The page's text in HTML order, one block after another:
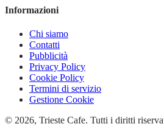
Informazioni
Chi siamo
Contatti
Pubblicità
Privacy Policy
Cookie Policy
Termini di servizio
Gestione Cookie
© 2026, Trieste Cafe. Tutti i diritti